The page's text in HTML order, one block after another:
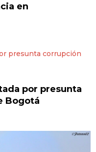
en
por presunta
Bogotá